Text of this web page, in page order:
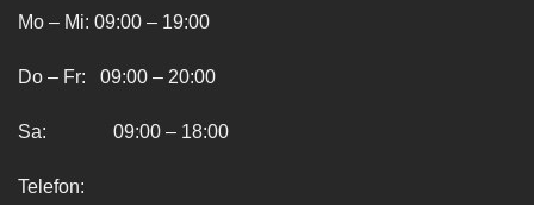
Mo – Mi: 09:00 – 19:00
Do – Fr: 09:00 – 20:00
Sa: 09:00 – 18:00
Telefon: